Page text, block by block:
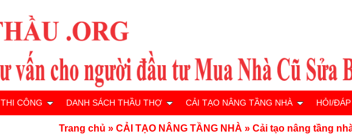
Trang chủ »CẢI TẠO NÂNG TẦNG NHÀ »Cải tạo nâng tầng
THI CÔNG DANH SÁCH THẦU THỢ CẢI TẠO NÂNG TẦNG NHÀ HỎI/ĐÁP